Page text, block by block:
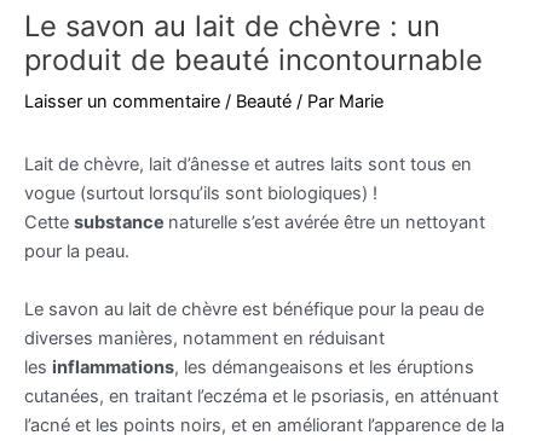
Le savon au lait de chèvre : un
produit de beauté incontournable
Laisser un commentaire / Beauté / Par Marie
Lait de chèvre, lait d’ânesse et autres laits sont tous en
vogue (surtout lorsqu’ils sont biologiques) !
Cette substance naturelle s’est avérée être un nettoyant
pour la peau.
Le savon au lait de chèvre est bénéfique pour la peau de
diverses manières, notamment en réduisant
les inflammations, les démangeaisons et les éruptions
cutanées, en traitant l’eczéma et le psoriasis, en atténuant
l’acné et les points noirs, et en améliorant l’apparence de la